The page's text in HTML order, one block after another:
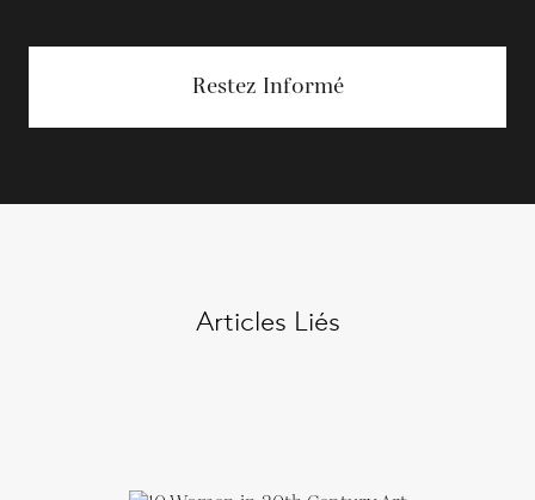
Restez Informé
Articles Liés